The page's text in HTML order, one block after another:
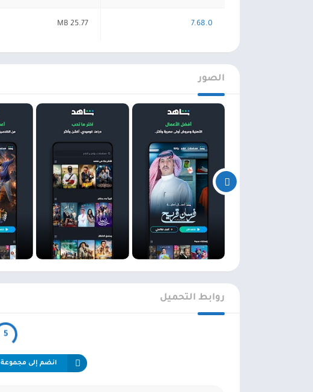
7.68.0
25.77 MB
الصور
روابط التحميل
5
انضم إلى مجموعة Telegram الخاصة بنا